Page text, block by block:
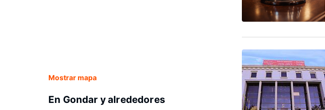
Mostrar mapa
En Gondar y alrededores